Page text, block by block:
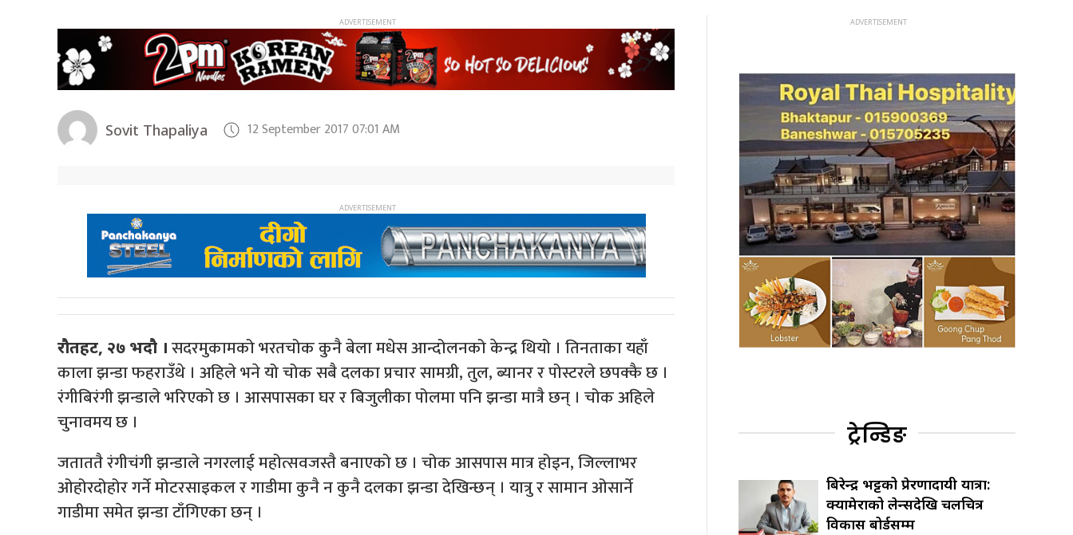
Sovit Thapaliya 12 September 2017 07:01 AM
रौतहट, २७ भदौ । सदरमुकामको भरतचोक कुनै बेला मधेस आन्दोलनको केन्द्र थियो । तिनताका यहाँ
काला झन्डा फहराउँथे । अहिले भने यो चोक सबै दलका प्रचार सामग्री, तुल, ब्यानर र पोस्टरले छपक्कै छ ।
रंगीबिरंगी झन्डाले भरिएको छ । आसपासका घर र बिजुलीका पोलमा पनि झन्डा मात्रै छन् । चोक अहिले
चुनावमय छ ।
जताततै रंगीचंगी झन्डाले नगरलाई महोत्सवजस्तै बनाएको छ । चोक आसपास मात्र होइन, जिल्लाभर
ओहोरदोहोर गर्ने मोटरसाइकल र गाडीमा कुनै न कुनै दलका झन्डा देखिन्छन् । यात्रु र सामान ओसार्ने
गाडीमा समेत झन्डा टाँगिएका छन् ।
ट्रेन्डिङ
बिरेन्द्र भट्टको प्रेरणादायी यात्रा:
क्यामेराको लेन्सदेखि चलचित्र
विकास बोर्डसम्म